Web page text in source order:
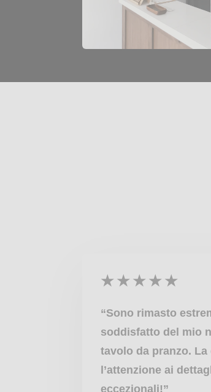
★★★★★
“Sono rimasto
soddisfatto del mio
tavolo da pranzo. La
l’attenzione ai
eccezionali!”